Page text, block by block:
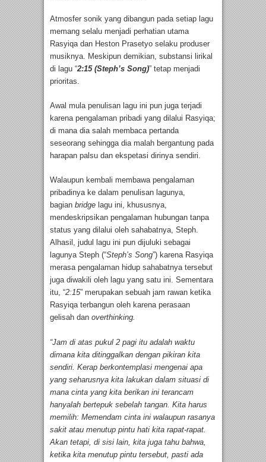
Atmosfer sonik yang dibangun pada setiap lagu
memang selalu menjadi perhatian utama
Rasyiqa dan Heston Prasetyo selaku produser
musiknya. Meskipun demikian, substansi lirikal
di lagu “2:15 (Steph’s Song)” tetap menjadi
prioritas.
Awal mula penulisan lagu ini pun juga terjadi
karena pengalaman pribadi yang dilalui Rasyiqa;
di mana dia salah membaca pertanda
seseorang sehingga dia malah bergantung pada
harapan palsu dan ekspetasi dirinya sendiri.
Walaupun kembali membawa pengalaman
pribadinya ke dalam penulisan lagunya,
bagian bridge lagu ini, khususnya,
mendeskripsikan pengalaman hubungan tanpa
status yang dilalui oleh sahabatnya, Steph.
Alhasil, judul lagu ini pun dijuluki sebagai
lagunya Steph (“Steph’s Song”) karena Rasyiqa
merasa pengalaman hidup sahabatnya tersebut
juga diwakili oleh lagu yang satu ini. Sementara
itu, “2:15” merupakan sebuah jam rawan ketika
Rasyiqa terbangun oleh karena perasaan
gelisah dan overthinking.
“Jam di atas pukul 2 pagi itu adalah waktu
dimana kita ditinggalkan dengan pikiran kita
sendiri. Kerap berkontemplasi mengenai apa
yang seharusnya kita lakukan dalam situasi di
mana cinta yang kita berikan ini terancam
hanyalah bertepuk sebelah tangan. Kita harus
memilih: Memendam cinta ini walaupun rasanya
sakit atau menutup pintu hati kita rapat-rapat.
Akan tetapi, di sisi lain, kita juga tahu bahwa,
ketika kita menutup pintu tersebut, pasti ada